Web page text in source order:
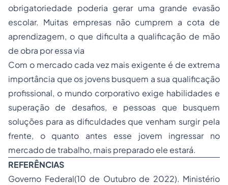
obrigatoriedade poderia gerar uma grande evasão
escolar. Muitas empresas não cumprem a cota de
aprendizagem, o que dificulta a qualificação de mão
de obra por essa via
Com o mercado cada vez mais exigente é de extrema
importância que os jovens busquem a sua qualificação
profissional, o mundo corporativo exige habilidades e
superação de desafios, e pessoas que busquem
soluções para as dificuldades que venham surgir pela
frente, o quanto antes esse jovem ingressar no
mercado de trabalho, mais preparado ele estará.
REFERÊNCIAS
Governo Federal(10 de Outubro de 2022). Ministério